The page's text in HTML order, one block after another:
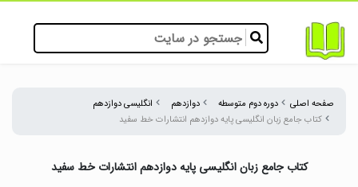
صفحه اصلی دوره دوم متوسطه دوازدهم
انگلیسی دوازدهم
کتاب جامع زبان انگلیسی پایه دوازدهم انتشارات خط سفید
کتاب جامع زبان انگلیسی پایه دوازدهم انتشارات خط سفید